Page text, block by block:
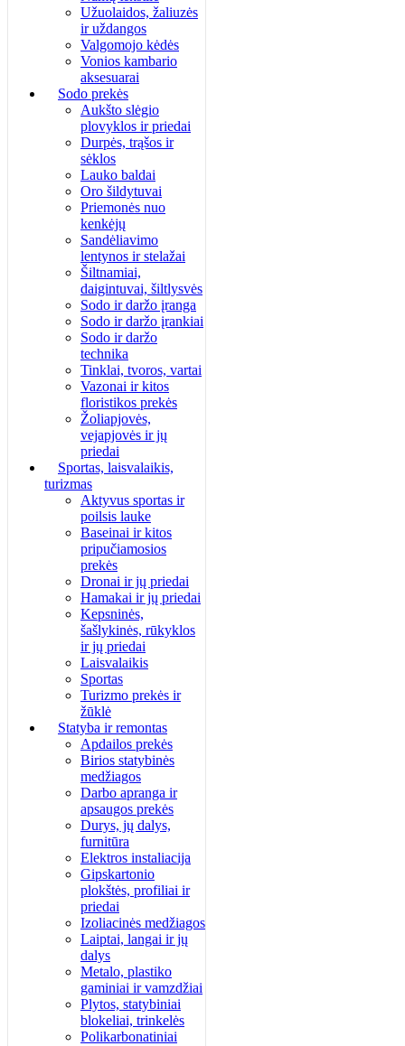
Užuolaidos, žaliuzės
ir uždangos
Valgomojo kėdės
Vonios kambario
aksesuarai
Sodo prekės
Aukšto slėgio
plovyklos ir priedai
Durpės, trąšos ir
sėklos
Lauko baldai
Oro šildytuvai
Priemonės nuo
kenkėjų
Sandėliavimo
lentynos ir stelažai
Šiltnamiai,
daigintuvai, šiltlysvės
Sodo ir daržo įranga
Sodo ir daržo įrankiai
Sodo ir daržo
technika
Tinklai, tvoros, vartai
Vazonai ir kitos
floristikos prekės
Žoliapjovės,
vejapjovės ir jų
priedai
Sportas, laisvalaikis,
turizmas
Aktyvus sportas ir
poilsis lauke
Baseinai ir kitos
pripučiamosios
prekės
Dronai ir jų priedai
Hamakai ir jų priedai
Kepsninės,
šašlykinės, rūkyklos
ir jų priedai
Laisvalaikis
Sportas
Turizmo prekės ir
žūklė
Statyba ir remontas
Apdailos prekės
Birios statybinės
medžiagos
Darbo apranga ir
apsaugos prekės
Durys, jų dalys,
furnitūra
Elektros instaliacija
Gipskartonio
plokštės, profiliai ir
priedai
Izoliacinės medžiagos
Laiptai, langai ir jų
dalys
Metalo, plastiko
gaminiai ir vamzdžiai
Plytos, statybiniai
blokeliai, trinkelės
Polikarbonatiniai